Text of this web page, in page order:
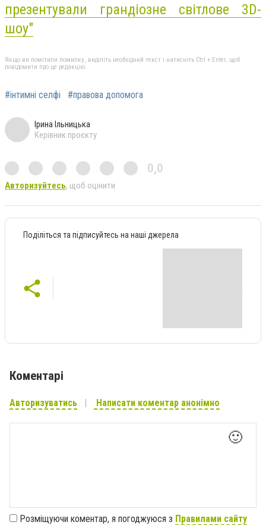
презентували грандіозне світлове 3D-
шоу"
Якщо ви помітили помилку, виділіть необхідний текст і натисніть Ctrl + Enter, щоб
повідомити про це редакцію
#інтимні селфі #правова допомога
Ірина Ільницька
Керівник проєкту
0,0
Авторизуйтесь, щоб оцінити
Поділіться та підписуйтесь на наші джерела
Коментарі
Авторизуватись Написати коментар анонімно
🙂
Розміщуючи коментар, я погоджуюся з Правилами сайту